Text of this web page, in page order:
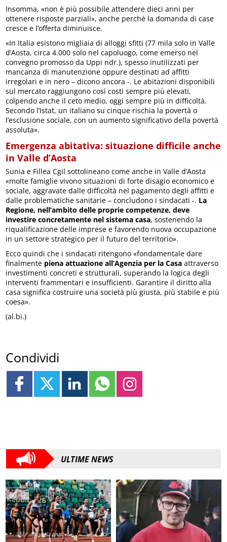
Insomma, «non è più possibile attendere dieci anni per
ottenere risposte parziali», anche perché la domanda di case
cresce e l’offerta diminuisce.
«In Italia esistono migliaia di alloggi sfitti (77 mila solo in Valle
d’Aosta, circa 4.000 solo nel capoluogo, come emerso nel
convegno promosso da Uppi ndr.), spesso inutilizzati per
mancanza di manutenzione oppure destinati ad affitti
irregolari e in nero – dicono ancora -. Le abitazioni disponibili
sul mercato raggiungono così costi sempre più elevati,
colpendo anche il ceto medio, oggi sempre più in difficoltà.
Secondo l’Istat, un italiano su cinque rischia la povertà o
l’esclusione sociale, con un aumento significativo della povertà
assoluta».
Emergenza abitativa: situazione difficile anche
in Valle d’Aosta
Sunia e Fillea Cgil sottolineano come anche in Valle d’Aosta
«molte famiglie vivono situazioni di forte disagio economico e
sociale, aggravate dalle difficoltà nel pagamento degli affitti e
dalle problematiche sanitarie – concludono i sindacati -. La
Regione, nell’ambito delle proprie competenze, deve
investire concretamente nel sistema casa, sostenendo la
riqualificazione delle imprese e favorendo nuova occupazione
in un settore strategico per il futuro del territorio».
Ecco quindi che i sindacati ritengono «fondamentale dare
finalmente piena attuazione all’Agenzia per la Casa attraverso
investimenti concreti e strutturali, superando la logica degli
interventi frammentari e insufficienti. Garantire il diritto alla
casa significa costruire una società più giusta, più stabile e più
coesa».
(al.bi.)
Condividi
ULTIME NEWS